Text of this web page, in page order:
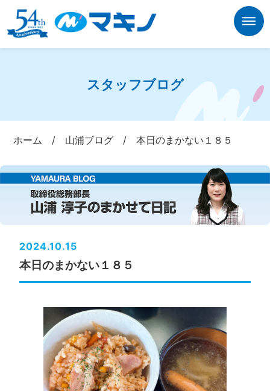
スタッフブログ
ホーム / 山浦ブログ /本日のまかない１８５
2024.10.15
本日のまかない１８５